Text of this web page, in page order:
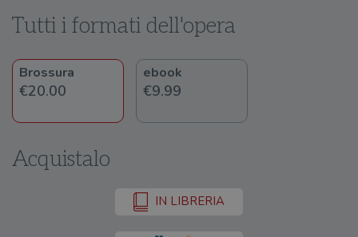
Tutti i formati dell'opera
Brossura
€20.00
ebook
€9.99
Acquistalo
IN LIBRERIA